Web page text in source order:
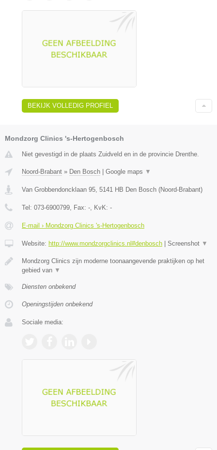
BEKIJK VOLLEDIG PROFIEL
Mondzorg Clinics 's-Hertogenbosch
Niet gevestigd in de plaats Zuidveld en in de provincie Drenthe.
Noord-Brabant » Den Bosch Google maps ▼
Van Grobbendoncklaan 95 5141 HB Den Bosch (Noord-Brabant)
Tel: 073-6900799 , Fax: - , KvK: -
E-mail › Mondzorg Clinics 's-Hertogenbosch
Website: http://www.mondzorgclinics.nl#denbosch Screenshot ▼
Mondzorg Clinics zijn moderne toonaangevende praktijken op het
gebied van ▼
Diensten onbekend
Openingstijden onbekend
Sociale media: